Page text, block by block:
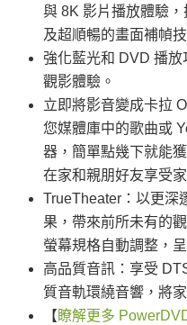
與 8K 影片播放體驗
及超順暢的畫面補幀技
強化藍光和 DVD 播
觀影體驗。
立即將影音變成卡拉
您媒體庫中的歌曲或
器，簡單點幾下就能
在家和親朋好友享受
TrueTheater：以更深
果，帶來前所未有的
螢幕規格自動調整，
高品質音訊：享受
質音軌環繞音響，將
【瞭解更多